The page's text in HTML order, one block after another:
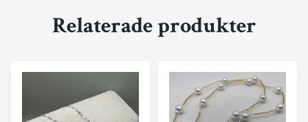
Relaterade produkter